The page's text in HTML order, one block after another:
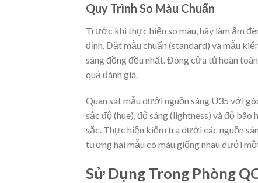
Quy Trình So Màu Chuẩn
Trước khi thực hiện so màu, hãy làm ấm
định. Đặt mẫu chuẩn (standard) và mẫu
sáng đồng đều nhất. Đóng cửa tủ hoàn
quả đánh giá.
Quan sát mẫu dưới nguồn sáng U35 với
sắc độ (hue), độ sáng (lightness) và độ
sắc. Thực hiện kiểm tra dưới các nguồn
tượng hai mẫu có màu giống nhau dưới
Sử Dụng Trong Phòng